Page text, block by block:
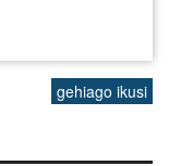
gehiago ikusi